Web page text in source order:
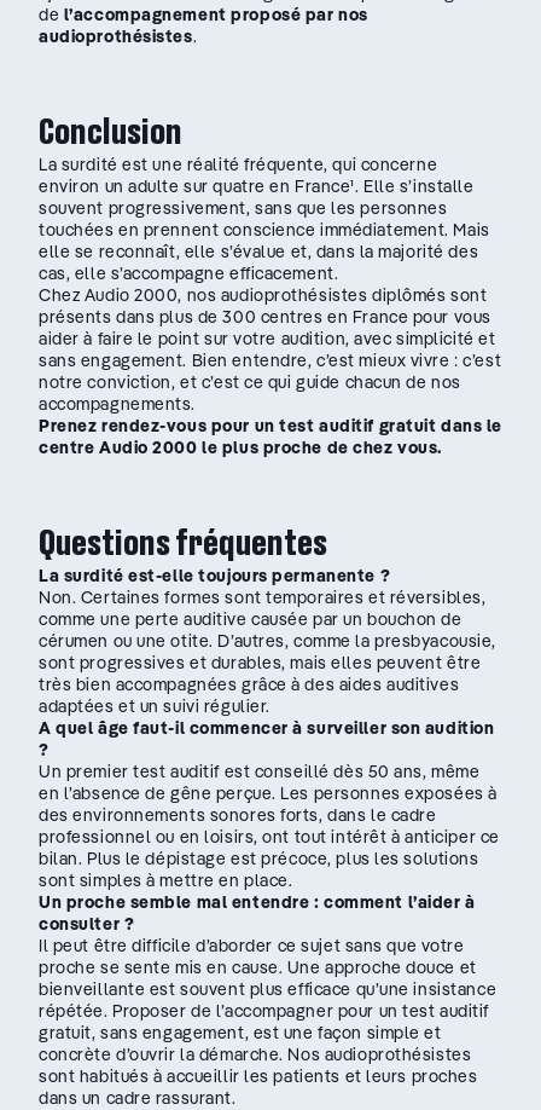
de l’accompagnement proposé par nos
audioprothésistes.
Conclusion
La surdité est une réalité fréquente, qui concerne
environ un adulte sur quatre en France¹. Elle s’installe
souvent progressivement, sans que les personnes
touchées en prennent conscience immédiatement. Mais
elle se reconnaît, elle s’évalue et, dans la majorité des
cas, elle s’accompagne efficacement.
Chez Audio 2000, nos audioprothésistes diplômés sont
présents dans plus de 300 centres en France pour vous
aider à faire le point sur votre audition, avec simplicité et
sans engagement. Bien entendre, c’est mieux vivre : c’est
notre conviction, et c’est ce qui guide chacun de nos
accompagnements.
Prenez rendez-vous pour un test auditif gratuit dans le
centre Audio 2000 le plus proche de chez vous.
Questions fréquentes
La surdité est-elle toujours permanente ?
Non. Certaines formes sont temporaires et réversibles,
comme une perte auditive causée par un bouchon de
cérumen ou une otite. D’autres, comme la presbyacousie,
sont progressives et durables, mais elles peuvent être
très bien accompagnées grâce à des aides auditives
adaptées et un suivi régulier.
A quel âge faut-il commencer à surveiller son audition
?
Un premier test auditif est conseillé dès 50 ans, même
en l’absence de gêne perçue. Les personnes exposées à
des environnements sonores forts, dans le cadre
professionnel ou en loisirs, ont tout intérêt à anticiper ce
bilan. Plus le dépistage est précoce, plus les solutions
sont simples à mettre en place.
Un proche semble mal entendre : comment l’aider à
consulter ?
Il peut être difficile d’aborder ce sujet sans que votre
proche se sente mis en cause. Une approche douce et
bienveillante est souvent plus efficace qu’une insistance
répétée. Proposer de l’accompagner pour un test auditif
gratuit, sans engagement, est une façon simple et
concrète d’ouvrir la démarche. Nos audioprothésistes
sont habitués à accueillir les patients et leurs proches
dans un cadre rassurant.